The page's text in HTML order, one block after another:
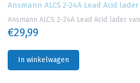
Ansmann ALCS 2-24A Lead Acid lader
Ansmann ALCS 2-24A Lead Acid lader van
€29,99
In winkelwagen